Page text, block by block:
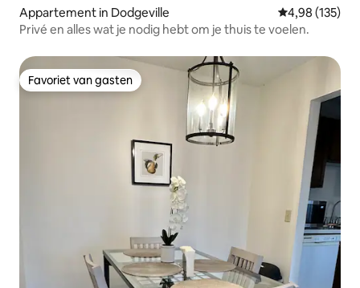
Appartement in Dodgeville Gemiddelde
4,98 (135)
Privé en alles wat je nodig hebt om je thuis te voelen.
Favoriet van gasten
Favoriet van gasten